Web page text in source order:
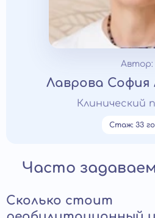
Автор:
Лаврова София
Клинический
Стаж: 33
Часто
Сколько стоит